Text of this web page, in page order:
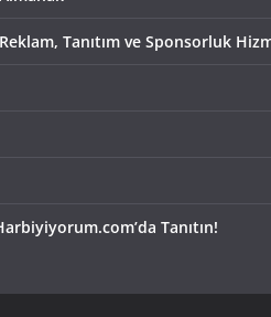
Tanıtım ve Sponsorluk
Tanıtın!